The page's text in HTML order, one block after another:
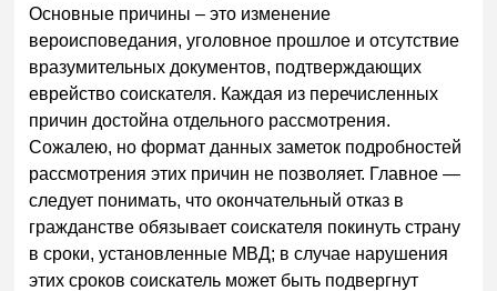
Основные причины – это изменение
вероисповедания, уголовное прошлое и отсутствие
вразумительных документов, подтверждающих
еврейство соискателя. Каждая из перечисленных
причин достойна отдельного рассмотрения.
Сожалею, но формат данных заметок подробностей
рассмотрения этих причин не позволяет. Главное —
следует понимать, что окончательный отказ в
гражданстве обязывает соискателя покинуть страну
в сроки, установленные МВД; в случае нарушения
этих сроков соискатель может быть подвергнут